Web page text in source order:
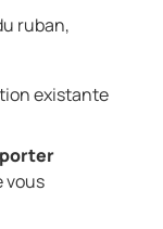
ruban,
existante
vous